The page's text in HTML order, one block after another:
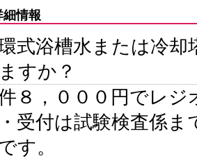
細情報
式浴槽水または冷
すか？
８，０００円でレ
受付は試験検査係ま
す。